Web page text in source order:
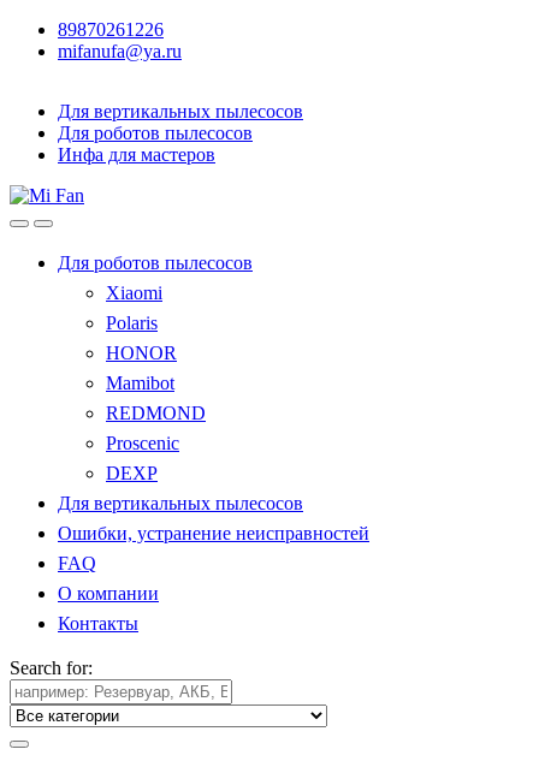
89870261226
mifanufa@ya.ru
Для вертикальных пылесосов
Для роботов пылесосов
Инфа для мастеров
Для роботов пылесосов
Xiaomi
Polaris
HONOR
Mamibot
REDMOND
Proscenic
DEXP
Для вертикальных пылесосов
Ошибки, устранение неисправностей
FAQ
О компании
Контакты
Search for: